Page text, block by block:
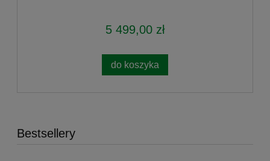
5 499,00 zł
do koszyka
Bestsellery